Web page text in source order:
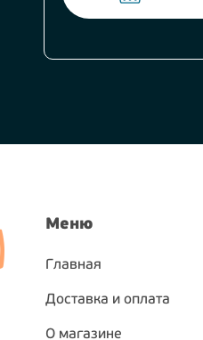
Меню
Главная
Доставка и оплата
О магазине